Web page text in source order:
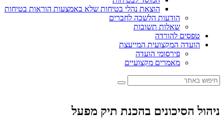
הוצאת נהלי בטיחות שלא באמצעות הוראות בטיחות
הודעות הלשכה לחברים
שאלות תשובות
טפסים להורדה
הועדה המקצועית המייעצת
פירסומי הועדה
מאמרים מקצועיים
ניהול הסיכונים בהכנת תיק מפעל